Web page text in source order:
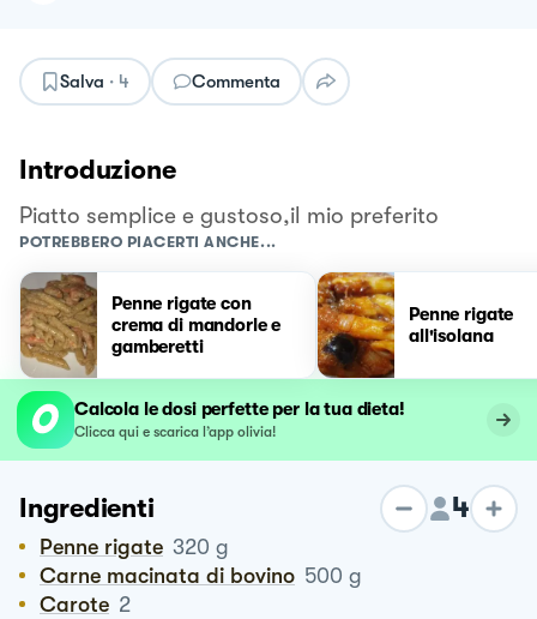
Salva · 4 Commenta
Introduzione
Piatto semplice e gustoso,il mio preferito
POTREBBERO PIACERTI ANCHE...
Penne rigate con
crema di mandorle e
gamberetti
Penne rigate
all'isolana
Calcola le dosi perfette per la tua dieta!
Clicca qui e scarica l’app olivia!
Ingredienti 4
Penne rigate 320 g
Carne macinata di bovino 500 g
Carote 2